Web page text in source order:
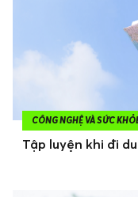
CÔNG NGHỆ VÀ SỨC
Tập luyện khi đi